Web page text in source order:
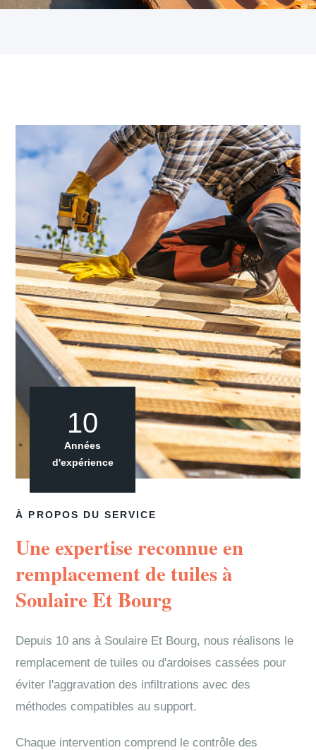
À PROPOS DU SERVICE
Une expertise reconnue en
remplacement de tuiles à
Soulaire Et Bourg
Depuis 10 ans à Soulaire Et Bourg, nous réalisons le
remplacement de tuiles ou d'ardoises cassées pour
éviter l'aggravation des infiltrations avec des
méthodes compatibles au support.
Chaque intervention comprend le contrôle des
10
Années
d'expérience